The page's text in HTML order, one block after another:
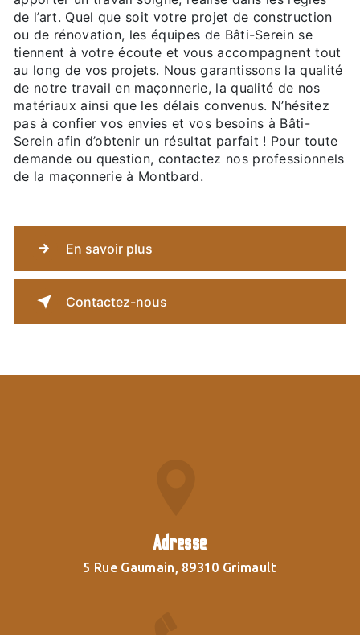
de l’art. Quel que soit votre projet de construction
ou de rénovation, les équipes de Bâti-Serein se
tiennent à votre écoute et vous accompagnent tout
au long de vos projets. Nous garantissons la qualité
de notre travail en maçonnerie, la qualité de nos
matériaux ainsi que les délais convenus. N’hésitez
pas à confier vos envies et vos besoins à Bâti-
Serein afin d’obtenir un résultat parfait ! Pour toute
demande ou question, contactez nos professionnels
de la maçonnerie à Montbard.
En savoir plus
Contactez-nous
Adresse
5 Rue Gaumain, 89310 Grimault